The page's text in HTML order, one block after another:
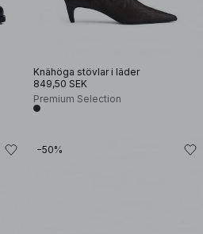
Knähöga stövlar i läder
849,50 SEK
Premium Selection
−50%